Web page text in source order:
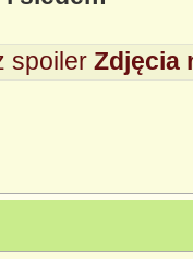
spoiler Zdjęcia